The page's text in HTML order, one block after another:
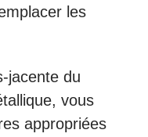
les
jacente du
vous
appropriées